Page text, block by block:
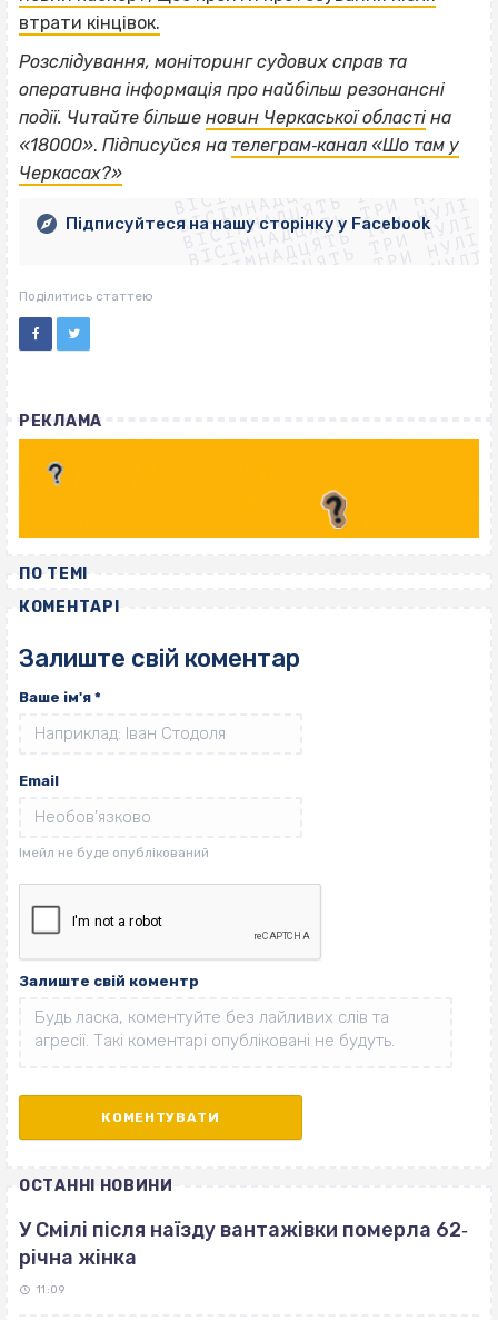
втрати кінцівок.
Розслідування, моніторинг судових справ та
оперативна інформація про найбільш резонансні
події. Читайте більше новин Черкаської області на
«18000». Підписуйся на телеграм‐канал «Шо там у
Черкасах?»
ВІСІМНАДЦЯТЬ ТРИ НУЛІ
ВІСІМНАДЦЯТЬ ТРИ НУЛІ
ВІСІМНАДЦЯТЬ ТРИ НУЛІ
ВІСІМНАДЦЯТЬ ТРИ НУЛІ
ВІСІМНАДЦЯТЬ ТРИ НУЛІ
ВІСІМНАДЦЯТЬ ТРИ НУЛІ
ВІСІМНАДЦЯТЬ ТРИ НУЛІ
ВІСІМНАДЦЯТЬ ТРИ НУЛІ
Підписуйтеся на нашу сторінку у Facebook
Поділитись статтею
РЕКЛАМА
ПО ТЕМІ
КОМЕНТАРІ
Залиште свій коментар
Ваше ім'я *
Email
Залиште свій коментр
ОСТАННІ НОВИНИ
У Смілі після наїзду вантажівки померла 62‐
річна жінка
11:09